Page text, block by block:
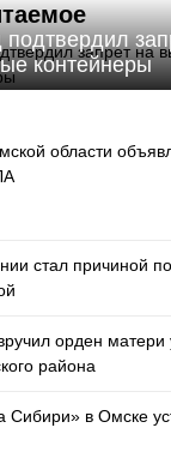
контейнеры
области
стал причиной
орден матери
района
в Омске